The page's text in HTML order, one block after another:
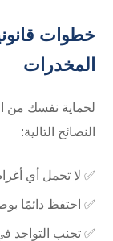
خطوات
المخدرات
لحماية نفسك من
النصائح التالية:
✅ لا تحمل أي
✅ احتفظ دائمًا
✅ تجنب التواجد